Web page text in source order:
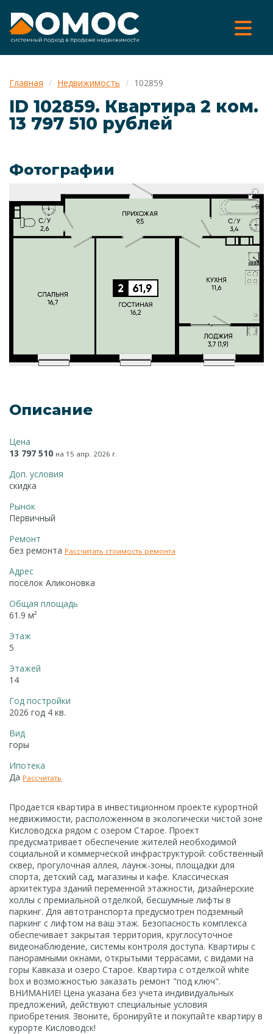
Главная Недвижимость 102859
ID 102859. Квартира 2 ком.
13 797 510 рублей
Фотографии
Описание
Цена
13 797 510 на 15 апр. 2026 г.
Доп. условия
скидка
Рынок
Первичный
Ремонт
без ремонта Рассчитать стоимость ремонта
Адрес
посёлок Аликоновка
Общая площадь
61.9 м²
Этаж
5
Этажей
14
Год постройки
2026 год 4 кв.
Вид
горы
Ипотека
Да Рассчитать
Продается квартира в инвестиционном проекте курортной
недвижимости, расположенном в экологически чистой зоне
Кисловодска рядом с озером Старое. Проект
предусматривает обеспечение жителей необходимой
социальной и коммерческой инфраструктурой: собственный
сквер, прогулочная аллея, лаунж-зоны, площадки для
спорта, детский сад, магазины и кафе. Классическая
архитектура зданий переменной этажности, дизайнерские
холлы с премиальной отделкой, бесшумные лифты в
паркинг. Для автотранспорта предусмотрен подземный
паркинг с лифтом на ваш этаж. Безопасность комплекса
обеспечивает закрытая территория, круглосуточное
видеонаблюдение, системы контроля доступа. Квартиры с
панорамными окнами, открытыми террасами, с видами на
горы Кавказа и озеро Старое. Квартира с отделкой white
box и возможностью заказать ремонт "под ключ".
ВНИМАНИЕ! Цена указана без учета индивидуальных
предложений, действуют специальные условия
приобретения. Звоните, бронируйте и покупайте квартиру в
курорте Кисловодск!